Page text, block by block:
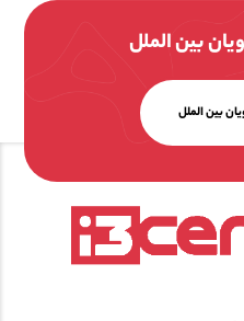
بین الملل
بین الملل